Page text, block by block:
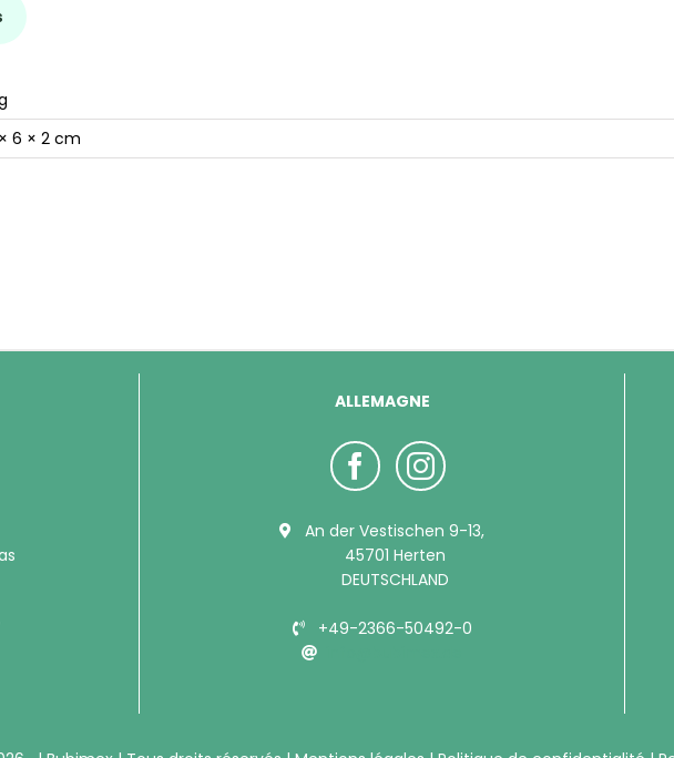
6 × 2 cm
ALLEMAGNE
An der Vestischen 9-13,
45701 Herten
DEUTSCHLAND
+49-2366-50492-0